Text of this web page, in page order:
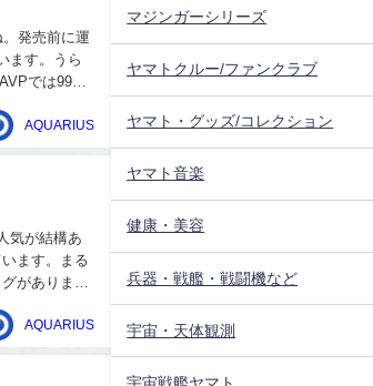
発売前に運
ます。うら
では99弾
AQUARIUS
気が結構あ
ます。まる
があります
AQUARIUS
マジンガーシリーズ
ヤマトクルー/ファンクラブ
ヤマト・グッズ/コレクション
ヤマト音楽
健康・美容
兵器・戦艦・戦闘機など
宇宙・天体観測
宇宙戦艦ヤマト